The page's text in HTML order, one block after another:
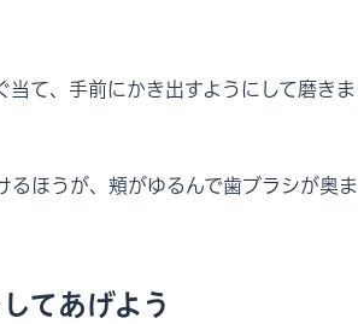
て、手前にかき出すようにして磨きま
ほうが、頬がゆるんで歯ブラシが奥ま
てあげよう